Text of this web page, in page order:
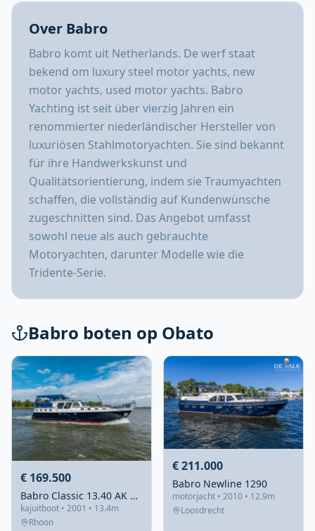
Over Babro
Babro komt uit Netherlands. De werf staat
bekend om luxury steel motor yachts, new
motor yachts, used motor yachts. Babro
Yachting ist seit über vierzig Jahren ein
renommierter niederländischer Hersteller von
luxuriösen Stahlmotoryachten. Sie sind bekannt
für ihre Handwerkskunst und
Qualitätsorientierung, indem sie Traumyachten
schaffen, die vollständig auf Kundenwünsche
zugeschnitten sind. Das Angebot umfasst
sowohl neue als auch gebrauchte
Motoryachten, darunter Modelle wie die
Tridente-Serie.
Babro boten op Obato
€ 169.500
Babro Classic 13.40 AK 2003 – stalen kajuitboot met 2 hutten
kajuitboot • 2001 • 13.4m
Rhoon
€ 211.000
Babro Newline 1290
motorjacht • 2010 • 12.9m
Loosdrecht